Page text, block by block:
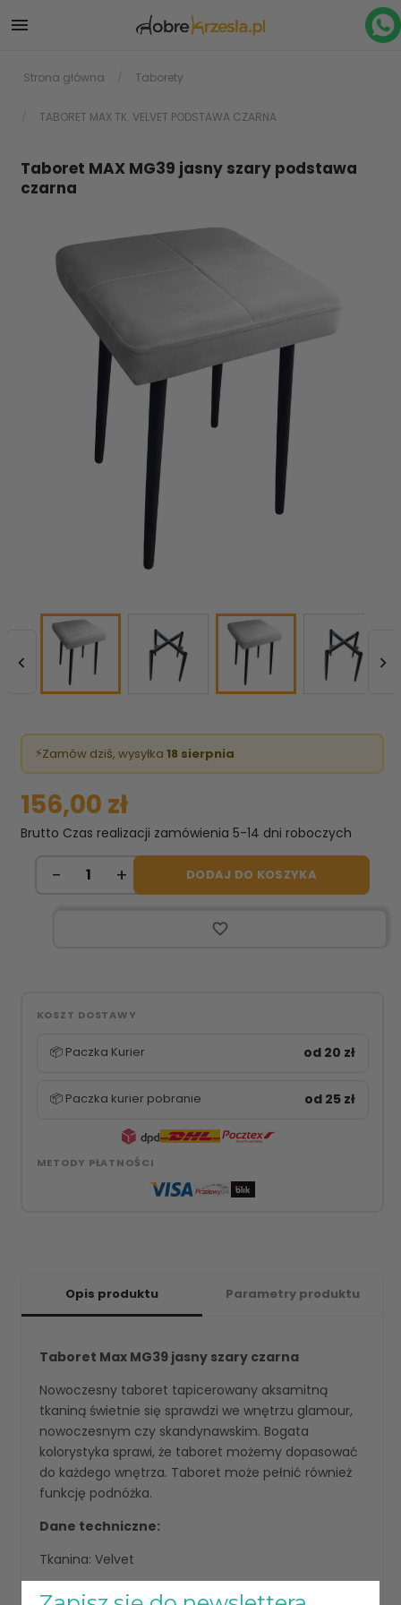

Strona główna Taborety
TABORET MAX TK. VELVET PODSTAWA CZARNA
Taboret MAX MG39 jasny szary podstawa
czarna
 
⚡Zamów dziś, wysyłka 18 sierpnia
156,00 zł
Brutto Czas realizacji zamówienia 5-14 dni roboczych
DODAJ DO KOSZYKA
favorite_border
KOSZT DOSTAWY
📦 Paczka Kurier od 20 zł
📦 Paczka kurier pobranie od 25 zł
METODY PŁATNOŚCI
Opis produktu Parametry produktu
Taboret Max MG39 jasny szary czarna
Nowoczesny taboret tapicerowany aksamitną
tkaniną świetnie się sprawdzi we wnętrzu glamour,
nowoczesnym czy skandynawskim. Bogata
kolorystyka sprawi, że taboret możemy dopasować
do każdego wnętrza. Taboret może pełnić również
funkcję podnóżka.
Dane techniczne:
Tkanina: Velvet
Nogi: Spawana podstawa metalowa typu pająk w